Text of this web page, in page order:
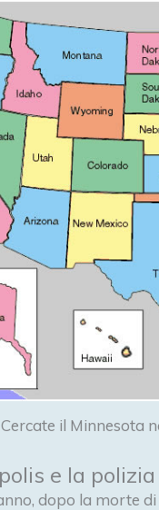
Cercate il Minnesota
e la polizia
dopo la morte